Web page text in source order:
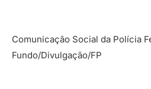
Comunicação Social da Polícia
Fundo/Divulgação/FP